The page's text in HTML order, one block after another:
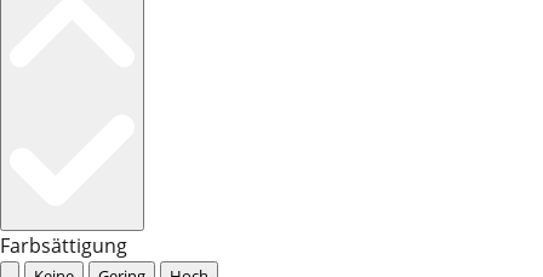
Farbsättigung